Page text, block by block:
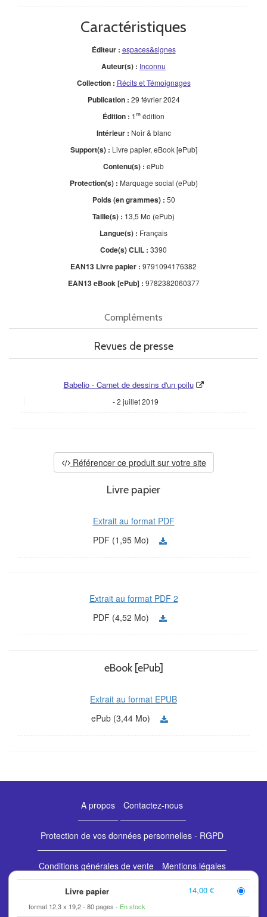
Livre papier
format 12,3 x 19,2 80 pages En stock
14,00 €
Caractéristiques
Éditeur : espaces&signes
Auteur(s) : Inconnu
Collection : Récits et Témoignages
Publication : 29 février 2024
Édition : 1re édition
Intérieur : Noir & blanc
Support(s) : Livre papier, eBook [ePub]
Contenu(s) : ePub
Protection(s) : Marquage social (ePub)
Poids (en grammes) : 50
Taille(s) : 13,5 Mo (ePub)
Langue(s) : Français
Code(s) CLIL : 3390
EAN13 Livre papier : 9791094176382
EAN13 eBook [ePub] : 9782382060377
Compléments
Revues de presse
Babelio - Carnet de dessins d'un poilu
2 juillet 2019
Référencer ce produit sur votre site
Livre papier
Extrait au format PDF
PDF (1,95 Mo)
Extrait au format PDF 2
PDF (4,52 Mo)
eBook [ePub]
Extrait au format EPUB
ePub (3,44 Mo)
A propos Contactez-nous
Protection de vos données personnelles - RGPD
Conditions générales de vente Mentions légales
Retours et commandes